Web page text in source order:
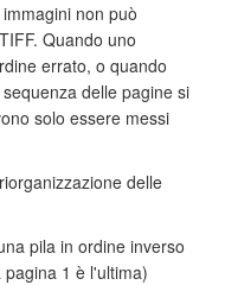
non può
Quando uno
errato, o quando
delle pagine si
solo essere messi
delle
pila in ordine inverso
1 è l'ultima)